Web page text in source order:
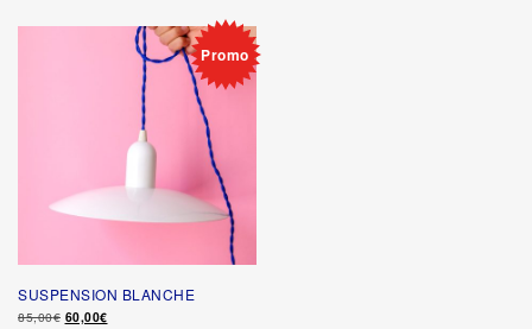
Promo
SUSPENSION BLANCHE
85,00€ Le
60,00€Le